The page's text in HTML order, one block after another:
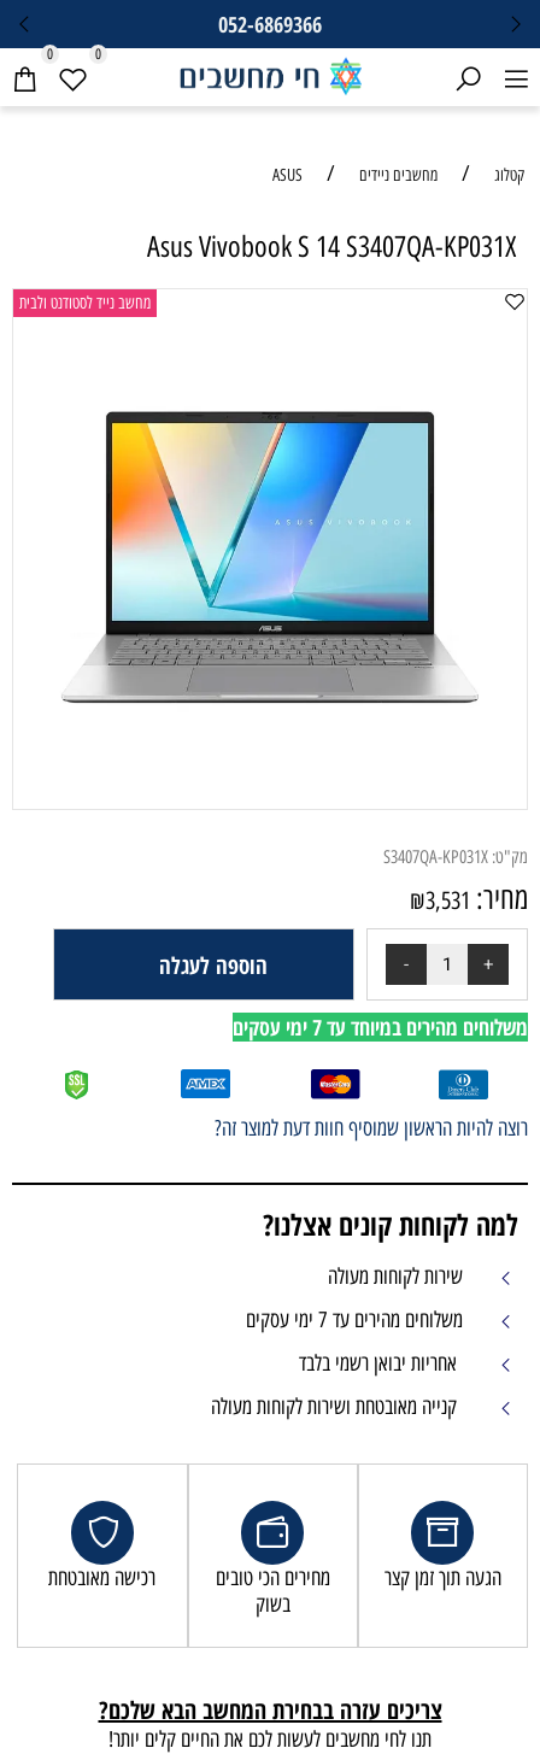
052-6869366
0 0
קטלוג / מחשבים ניידים /
ASUS
Asus Vivobook S 14 S3407QA-KP031X
מחשב נייד לסטודנט ולבית
מק"ט: S3407QA-KP031X
מחיר: ₪3,531
הוספה לעגלה
משלוחים מהירים במיוחד עד 7 ימי עסקים
רוצה להיות הראשון שמוסיף חוות דעת למוצר זה?
למה לקוחות קונים אצלנו?
שירות לקוחות מעולה
משלוחים מהירים עד 7 ימי עסקים
אחריות יבואן רשמי בלבד
קנייה מאובטחת ושירות לקוחות מעולה
הגעה תוך זמן קצר
מחירים הכי טובים
בשוק
רכישה מאובטחת
צריכים עזרה בבחירת המחשב הבא שלכם?
תנו לחי מחשבים לעשות לכם את החיים קלים יותר!